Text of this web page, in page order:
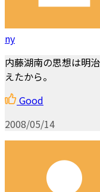
ny
内藤湖南の思想は明
えたから。
Good
2008/05/14